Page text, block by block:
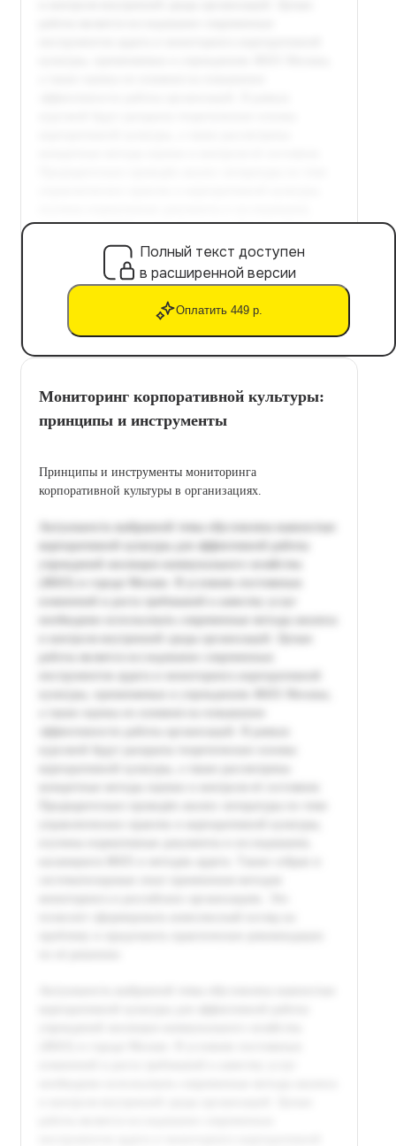
Полный текст доступен
в расширенной версии
Оплатить 449 р.
Мониторинг корпоративной культуры:
принципы и инструменты
Принципы и инструменты мониторинга
корпоративной культуры в организациях.